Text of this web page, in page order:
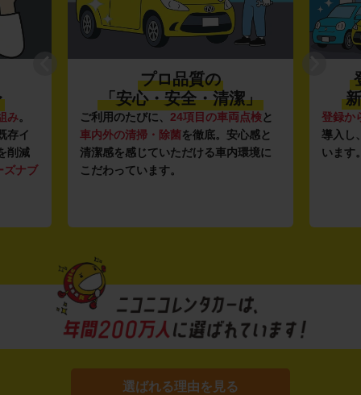
み。
存イ
削減
ズナブ
プロ品質の
「安心・安全・清潔」
ご利用のたびに、 24項目の車両点検と
車内外の清掃・除菌を徹底。安心感と
清潔感を感じていただける車内環境に
こだわっています。
登録か
導入し
います
選ばれる理由を見る